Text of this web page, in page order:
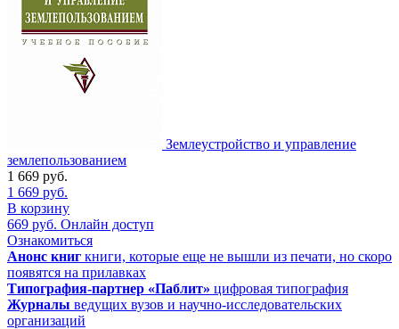
Землеустройство и управление
землепользованием
1 669 руб.
1 669 руб.
В корзину
669 руб. Онлайн доступ
Ознакомиться
Анонс книг книги, которые еще не вышли из печати, но скоро
появятся на прилавках
Типография-партнер «Паблит» цифровая типография
Журналы ведущих вузов и научно-исследовательских
организаций